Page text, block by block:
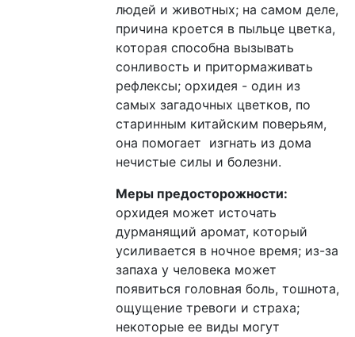
людей и животных; на самом деле,
причина кроется в пыльце цветка,
которая способна вызывать
сонливость и притормаживать
рефлексы; орхидея - один из
самых загадочных цветков, по
старинным китайским поверьям,
она помогает изгнать из дома
нечистые силы и болезни.
Меры предосторожности:
орхидея может источать
дурманящий аромат, который
усиливается в ночное время; из-за
запаха у человека может
появиться головная боль, тошнота,
ощущение тревоги и страха;
некоторые ее виды могут